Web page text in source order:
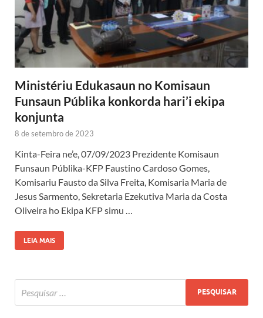
Ministériu Edukasaun no Komisaun
Funsaun Públika konkorda hari’i ekipa
konjunta
8 de setembro de 2023
Kinta-Feira ne’e, 07/09/2023 Prezidente Komisaun
Funsaun Públika-KFP Faustino Cardoso Gomes,
Komisariu Fausto da Silva Freita, Komisaria Maria de
Jesus Sarmento, Sekretaria Ezekutiva Maria da Costa
Oliveira ho Ekipa KFP simu …
LEIA MAIS